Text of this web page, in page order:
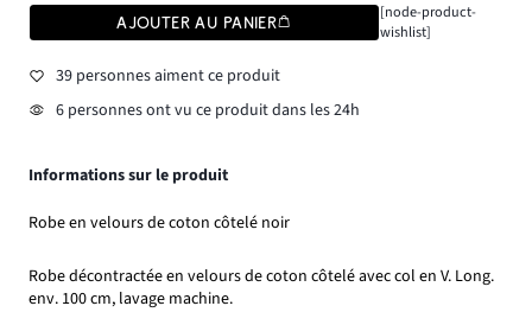
AJOUTER AU PANIER
[node-product-
wishlist]
39 personnes aiment ce produit
6 personnes ont vu ce produit dans les 24h
Informations sur le produit
Robe en velours de coton côtelé noir
Robe décontractée en velours de coton côtelé avec col en V. Long.
env. 100 cm, lavage machine.